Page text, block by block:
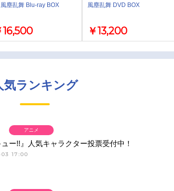
塵乱舞 Blu-ray BOX
16,500
風塵乱舞 DVD BOX
￥13,200
気ランキング
ー!!』人気キャラクター投票受付中！
17:00
アニメ